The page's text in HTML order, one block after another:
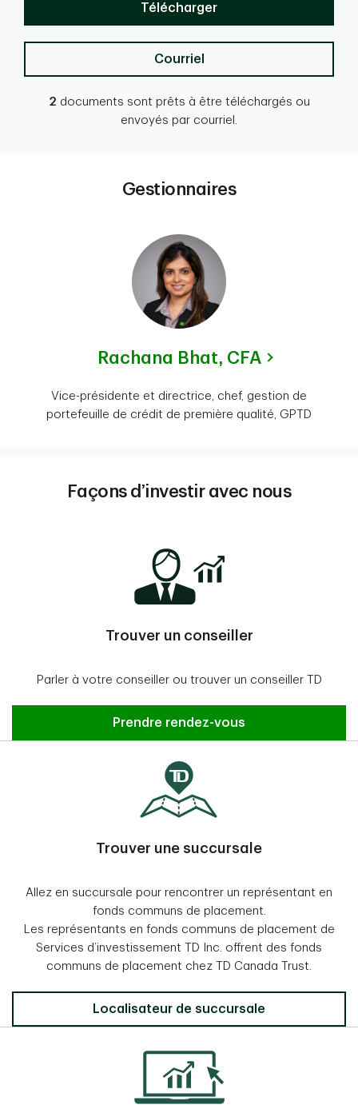
Télécharger
Courriel
2 documents sont prêts à être téléchargés ou
envoyés par courriel.
Gestionnaires
Rachana Bhat, CFA
Vice-présidente et directrice, chef, gestion de
portefeuille de crédit de première qualité, GPTD
Façons d’investir avec nous
Trouver un conseiller
Parler à votre conseiller ou trouver un conseiller TD
Prendre rendez-vous
Trouver une succursale
Allez en succursale pour rencontrer un représentant en
fonds communs de placement.
Les représentants en fonds communs de placement de
Services d’investissement TD Inc. offrent des fonds
communs de placement chez TD Canada Trust.
Localisateur de succursale